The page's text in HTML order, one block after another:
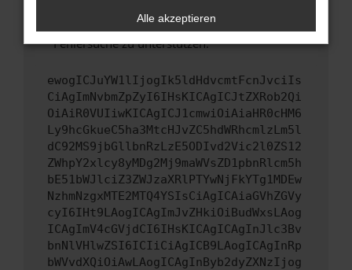
uns diesen Text schicken, um uns bei der
Fehlersuche zu unterstützen:
ewogICJuYW1lIjogIk5ldHdvcmtFcnJvciIs
CiAgImNvbmZpZyI6IHsKICAgICJtZXRob2Qi
OiAiR0VUIiwKICAgICJ1cmwiOiAiaHR0cHM6
Ly9hcGkueC5ha3MtcHJvZC5hdWRhcmlzLm5l
dC92MS9jbGllbnRzLzE5ODIvd2Vic2l0ZS12
ZWhpY2xlcy8yMDg2Mj9maWVsZD1pbnRlcm5h
bE51bWJlciZ3ZWJzaXRlPTYwNjFkYTg1MDEw
NzhmNzgxMTE2MTQ4YSIsCiAgICAiaGVhZGVy
cyI6IHt9LAogICAgImJvZHkiOiBudWxsLAog
ICAgImV4cGVjdCI6IHsKICAgICAgInJlc3Bv
bnNlVHlwZSI6ICIiCiAgICB9LAogICAgInRp
bWVvdXQiOiAwLAogICAgInByb2dyZXNzIjog
Alle akzeptieren